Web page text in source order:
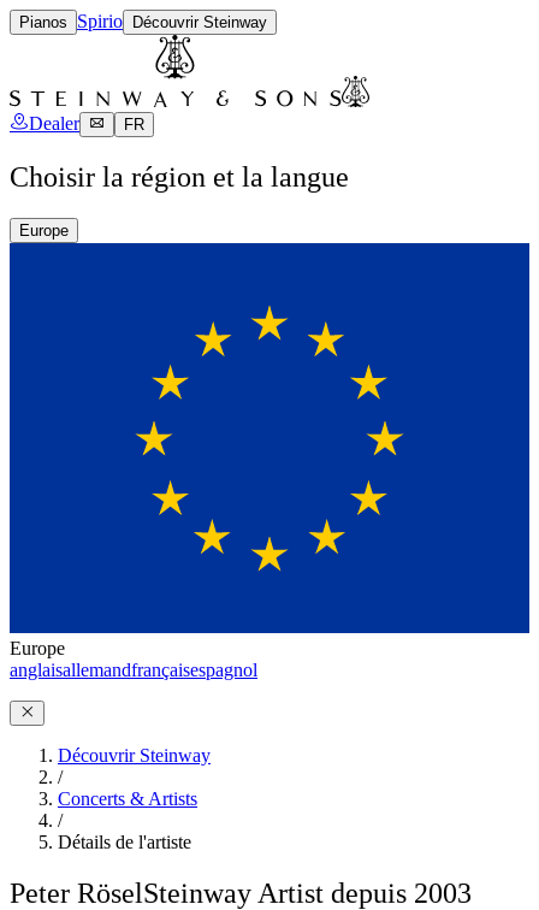
Pianos Spirio Découvrir Steinway
Dealer FR
Choisir la région et la langue
Europe
Europe
anglaisallemandfrançaisespagnol
Découvrir Steinway
/
Concerts & Artists
/
Détails de l'artiste
Peter RöselSteinway Artist depuis 2003